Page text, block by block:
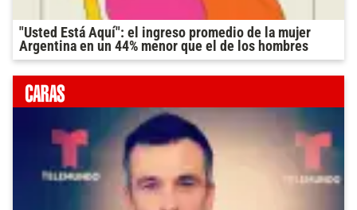
"Usted Está Aquí": el ingreso promedio de la mujer
Argentina en un 44% menor que el de los hombres